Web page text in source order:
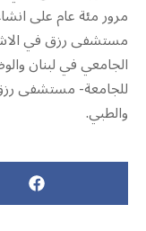
مرور مئة عام على
مستشفى رزق في
الجامعي في لبنان
للجامعة- مستشفى
والطبي.